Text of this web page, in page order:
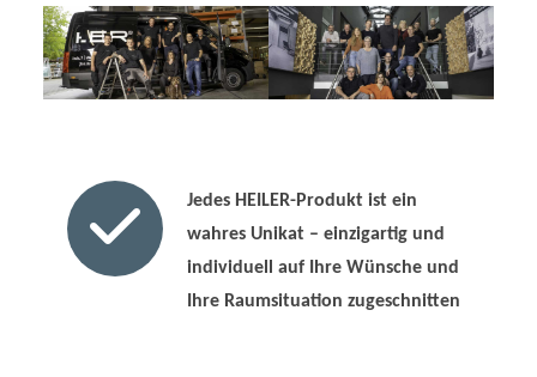
Jedes HEILER-Produkt ist ein
wahres Unikat – einzigartig und
individuell auf Ihre Wünsche und
Ihre Raumsituation zugeschnitten